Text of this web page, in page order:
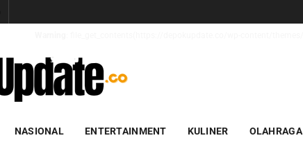
NASIONAL ENTERTAINMENT KULINER OLAHRAGA